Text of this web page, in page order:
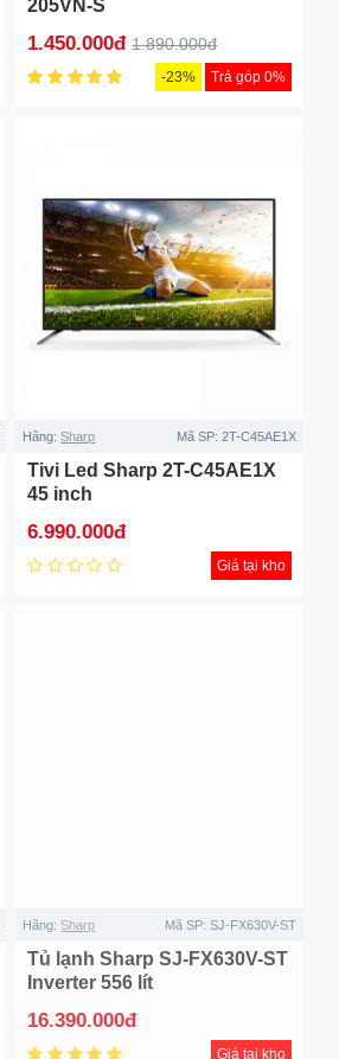
205VN-S
1.450.000đ 1.890.000đ
-23% Trả góp 0%
Hãng: Sharp Mã SP: 2T-C45AE1X
Tivi Led Sharp 2T-C45AE1X
45 inch
6.990.000đ
Giá tại kho
Hãng: Sharp Mã SP: SJ-FX630V-ST
Tủ lạnh Sharp SJ-FX630V-ST
Inverter 556 lít
16.390.000đ
Giá tại kho